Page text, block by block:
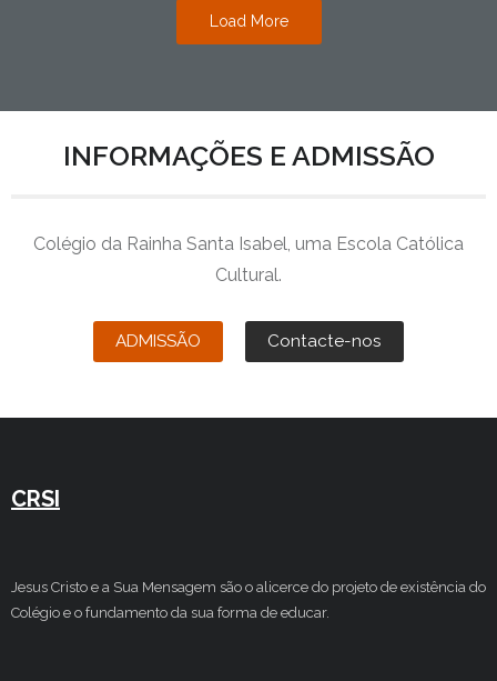
Load More
INFORMAÇÕES E ADMISSÃO
Colégio da Rainha Santa Isabel, uma Escola Católica
Cultural.
ADMISSÃO Contacte-nos
CRSI
Jesus Cristo e a Sua Mensagem são o alicerce do projeto de existência do
Colégio e o fundamento da sua forma de educar.